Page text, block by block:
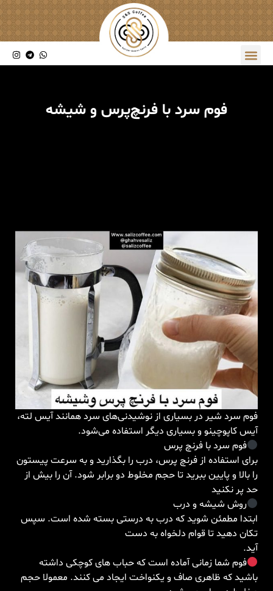
فوم سرد با فرنچ‌پرس و شیشه
فوم سرد شیر در بسیاری از نوشیدنی‌های سرد همانند آیس لته،
آیس کاپوچینو و بسیاری دیگر استفاده می‌شود.
فوم سرد با فرنچ پرس
برای استفاده از فرنچ پرس، درب را بگذارید و به سرعت پیستون
را بالا و پایین ببرید تا حجم مخلوط دو برابر شود. آن را بیش از
حد پر نکنید
روش شیشه و درب
ابتدا مطمئن شوید که درب به درستی بسته شده است. سپس
تکان دهید تا قوام دلخواه به دست
آید.
فوم شما زمانی آماده است که حباب های کوچکی داشته
باشید که ظاهری صاف و یکنواخت ایجاد می کنند. معمولا حجم